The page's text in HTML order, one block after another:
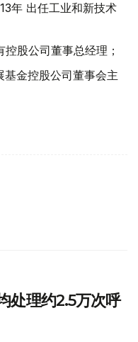
年 出任工业和新技术
股公司董事总经理；
基金控股公司董事会主
处理约2.5万次呼